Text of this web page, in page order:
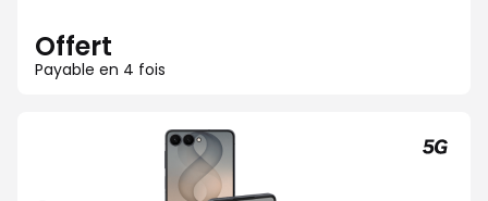
Offert
Payable en 4 fois